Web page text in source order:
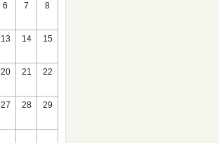
6 7 8
13 14 15
20 21 22
27 28 29